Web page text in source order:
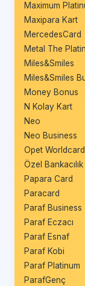
Maximum
Maxipara Kart
MercedesCard
Metal The
Miles&Smiles
Miles&Smiles
Money Bonus
N Kolay Kart
Neo
Neo Business
Opet Worldcard
Özel
Papara Card
Paracard
Paraf Business
Paraf Eczacı
Paraf Esnaf
Paraf Kobi
Paraf Platinum
ParafGenç